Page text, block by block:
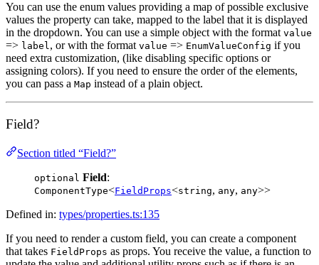
You can use the enum values providing a map of possible exclusive
values the property can take, mapped to the label that it is displayed
in the dropdown. You can use a simple object with the format value
=> label, or with the format value => EnumValueConfig if you
need extra customization, (like disabling specific options or
assigning colors). If you need to ensure the order of the elements,
you can pass a Map instead of a plain object.
Field?
Section titled “Field?”
optional Field:
ComponentType<FieldProps<string, any, any>>
Defined in: types/properties.ts:135
If you need to render a custom field, you can create a component
that takes FieldProps as props. You receive the value, a function to